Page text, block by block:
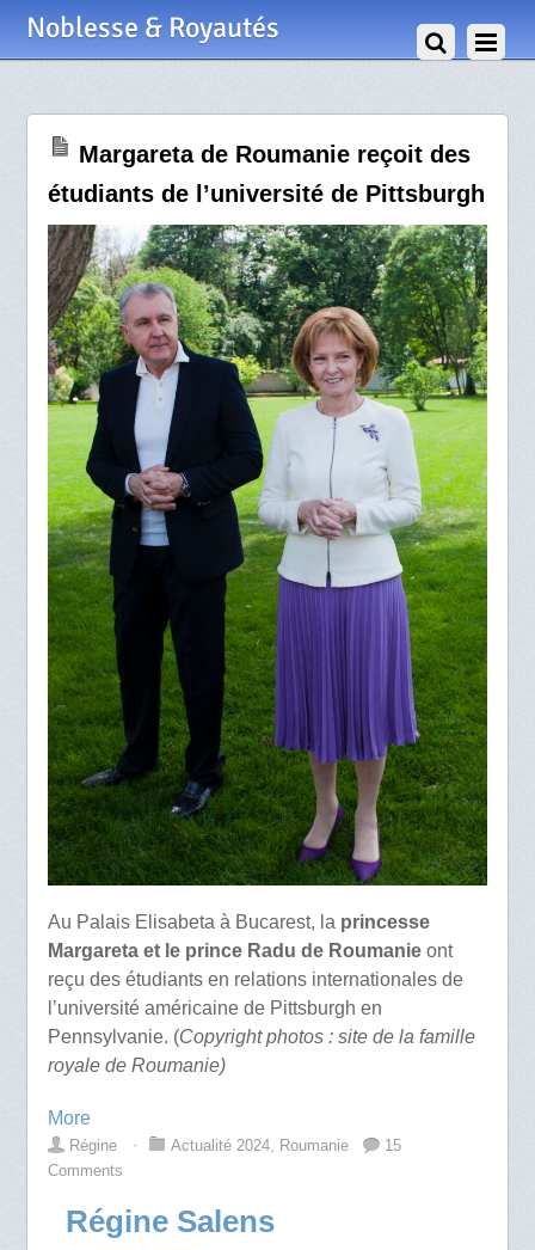
Noblesse & Royautés
Margareta de Roumanie reçoit des
étudiants de l’université de Pittsburgh
Au Palais Elisabeta à Bucarest, la princesse
Margareta et le prince Radu de Roumanieont
reçu des étudiants en relations internationales de
l’université américaine de Pittsburgh en
Pennsylvanie. (Copyright photos : site de la famille
royale de Roumanie)
More
Régine ⋅ Actualité 2024, Roumanie
15
Comments
Régine Salens